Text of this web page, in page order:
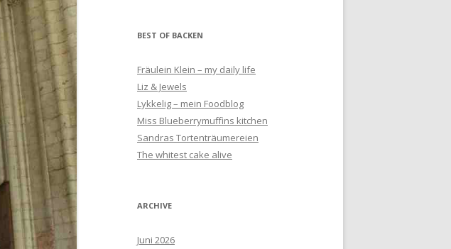
BEST OF BACKEN
Fräulein Klein – my daily life
Liz & Jewels
Lykkelig – mein Foodblog
Miss Blueberrymuffins kitchen
Sandras Tortenträumereien
The whitest cake alive
ARCHIVE
Juni 2026